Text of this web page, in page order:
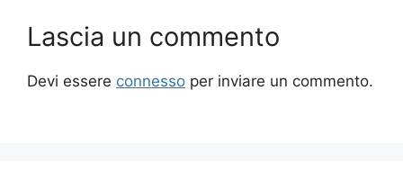
Lascia un commento
Devi essere connesso per inviare un commento.